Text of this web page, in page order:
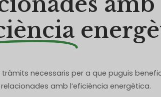
tràmits necessaris per a que puguis
amb l’eficiència energètica.